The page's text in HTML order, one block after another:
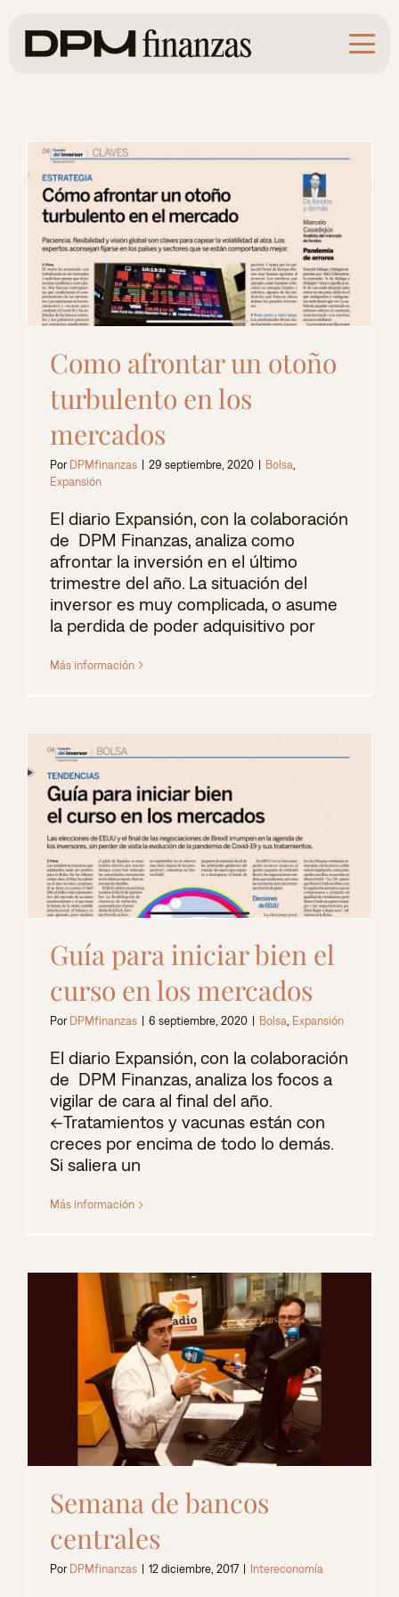
contenido
Como afrontar un otoño
turbulento en los
mercados
Por DPMfinanzas 29 septiembre, 2020 Bolsa
Expansión
El diario Expansión, con la colaboración
de DPM Finanzas, analiza como
afrontar la inversión en el último
trimestre del año. La situación del
inversor es muy complicada, o asume
la perdida de poder adquisitivo por
Más información
Guía para iniciar bien el
curso en los mercados
Por DPMfinanzas 6 septiembre, 2020 Bolsa, Expansión
El diario Expansión, con la colaboración
de DPM Finanzas, analiza los focos a
vigilar de cara al final del año.
<<Tratamientos y vacunas están con
creces por encima de todo lo demás.
Si saliera un
Más información
Semana de bancos
centrales
Por DPMfinanzas 12 diciembre, 2017 Intereconomía